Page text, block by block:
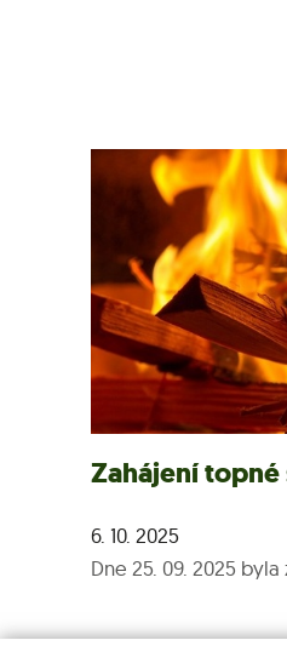
Zahájení
6. 10. 2025
Dne 25. 09. 2025 byla